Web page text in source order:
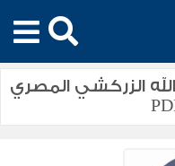
الزركشي المصري